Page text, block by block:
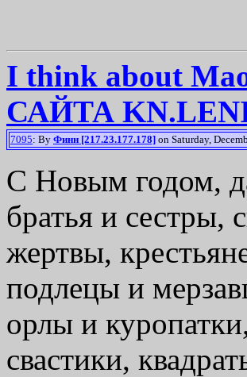
I think about
САЙТА
7095: By Финн [217.23.177.178] on Saturday,
С Новым годом,
братья и сестры,
жертвы,
подлецы и
орлы и
свастики,